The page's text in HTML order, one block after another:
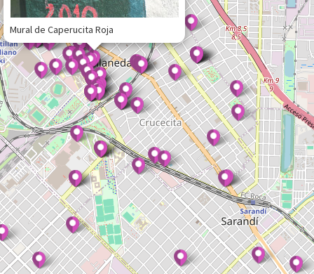
Mural de Caperucita Roja